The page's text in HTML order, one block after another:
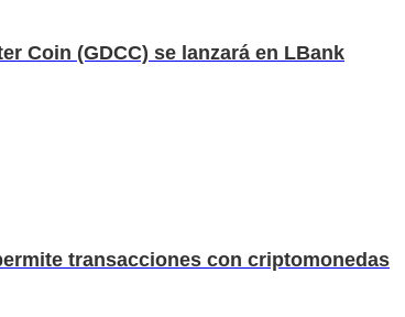
Coin (GDCC) se lanzará en LBank
transacciones con criptomonedas